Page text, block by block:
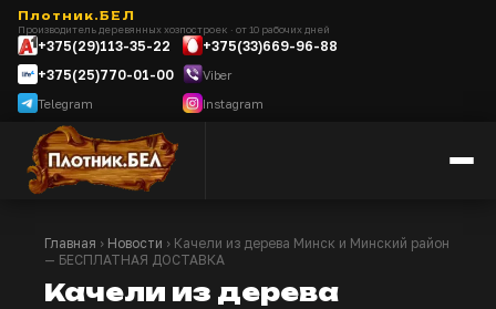
Плотник.БЕЛ
Производитель деревянных хозпостроек · от 10 рабочих дней
+375(29)113-35-22
+375(33)669-96-88
+375(25)770-01-00
Viber
Telegram
Instagram
Главная › Новости › Качели из дерева Минск и Минский район
— БЕСПЛАТНАЯ ДОСТАВКА
Качели из дерева